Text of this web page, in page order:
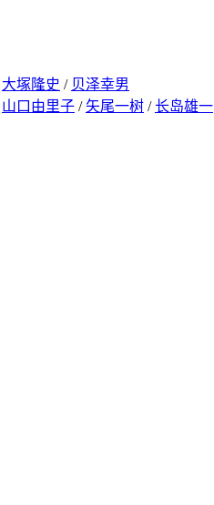
大塚隆史 / 贝泽幸男
山口由里子 / 矢尾一树 /长岛雄一